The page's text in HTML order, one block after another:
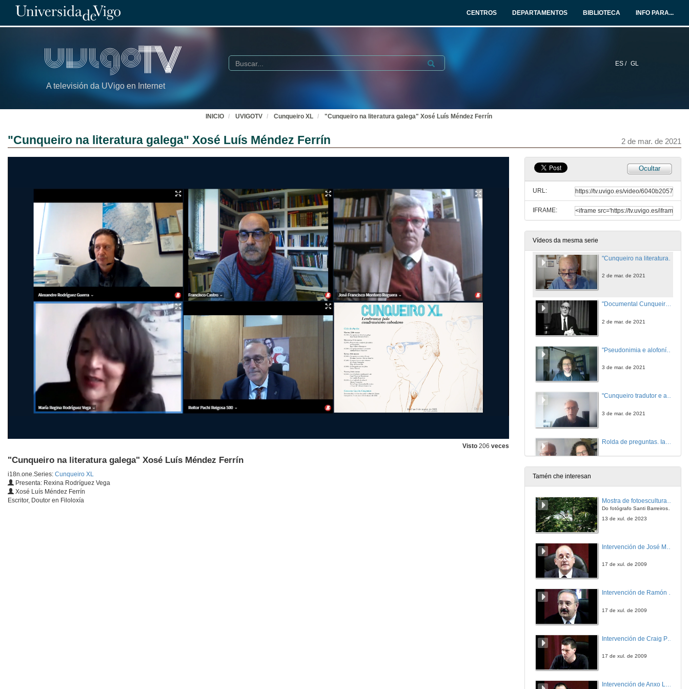
CENTROS DEPARTAMENTOS BIBLIOTECA INFO PARA...
A televisión da UVigo en Internet
ES / GL
Buscar Submit
INICIO UVIGOTV Cunqueiro XL "Cunqueiro na literatura galega" Xosé Luís Méndez Ferrín
"Cunqueiro na literatura galega" Xosé Luís Méndez Ferrín 2 de mar. de 2021
Visto 206 veces
"Cunqueiro na literatura galega" Xosé Luís Méndez Ferrín
i18n.one.Series: Cunqueiro XL
Presenta: Rexina Rodríguez Vega
Xosé Luís Méndez Ferrín
Escritor, Doutor en Filoloxía
Ocultar
URL:
IFRAME:
Vídeos da mesma serie
Acto de inauguración do programa Cunqueiro XL
2 de mar. de 2021
2 de mar. de 2021
"Documental Cunqueiro XL" Manuel Forcadela
2 de mar. de 2021
3 de mar. de 2021
"Cunqueiro tradutor e anosador" Antón Palacio Sánchez
3 de mar. de 2021
Presentación do libro "Cunqueiro XL" Jorge L. Bueno Alonso, Xosé Henrique Costas
3 de mar. de 2021
4 de mar. de 2021
4 de mar. de 2021
Tamén che interesan
Mostra de fotoesculturas Overtraz
Do fotógrafo Santi Barreiros e o escultor Nito Contreras.
13 de xul. de 2023
17 de xul. de 2009
Intervención de Ramón Villlares
17 de xul. de 2009
17 de xul. de 2009
Intervención de Anxo Lorenzo